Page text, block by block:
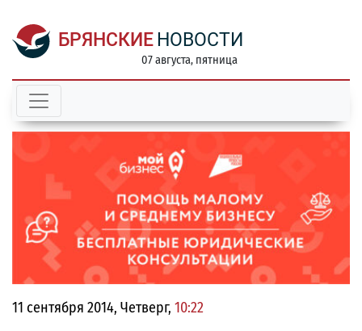
БРЯНСКИЕ НОВОСТИ
07 августа, пятница
11 сентября 2014, Четверг, 10:22